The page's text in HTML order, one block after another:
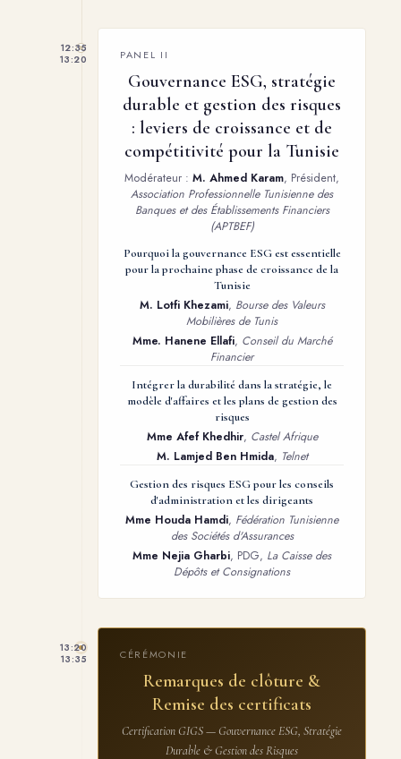
12:35
13:20
PANEL II
Gouvernance ESG, stratégie
durable et gestion des risques
: leviers de croissance et de
compétitivité pour la Tunisie
Modérateur : M. Ahmed Karam, Président,
Association Professionnelle Tunisienne des
Banques et des Établissements Financiers
(APTBEF)
Pourquoi la gouvernance ESG est essentielle
pour la prochaine phase de croissance de la
Tunisie
M. Lotfi Khezami, Bourse des Valeurs
Mobilières de Tunis
Mme. Hanene Ellafi, Conseil du Marché
Financier
Intégrer la durabilité dans la stratégie, le
modèle d'affaires et les plans de gestion des
risques
Mme Afef Khedhir, Castel Afrique
M. Lamjed Ben Hmida, Telnet
Gestion des risques ESG pour les conseils
d'administration et les dirigeants
Mme Houda Hamdi, Fédération Tunisienne
des Sociétés d'Assurances
Mme Nejia Gharbi, PDG, La Caisse des
Dépôts et Consignations
13:20
13:35
CÉRÉMONIE
Remarques de clôture &
Remise des certificats
Certification GIGS — Gouvernance ESG, Stratégie
Durable & Gestion des Risques